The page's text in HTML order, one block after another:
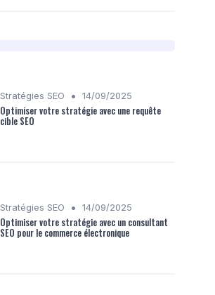
Stratégies SEO • 14/09/2025
Optimiser votre stratégie avec une requête
cible SEO
Stratégies SEO • 14/09/2025
Optimiser votre stratégie avec un consultant
SEO pour le commerce électronique